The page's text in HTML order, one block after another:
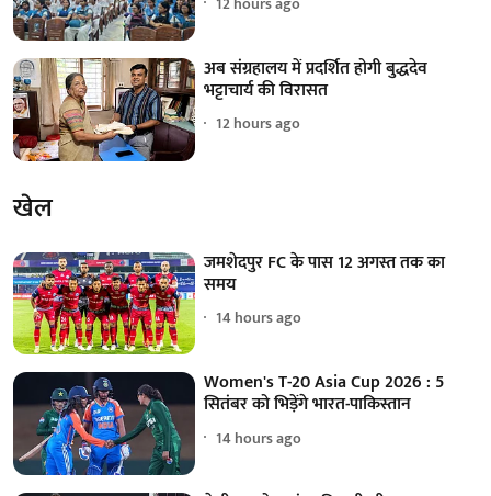
अब संग्रहालय में प्रदर्शित होगी बुद्धदेव
भट्टाचार्य की विरासत
12 hours ago
खेल
जमशेदपुर FC के पास 12 अगस्त तक का
समय
14 hours ago
Women's T-20 Asia Cup 2026 : 5
सितंबर को भिड़ेंगे भारत-पाकिस्तान
14 hours ago